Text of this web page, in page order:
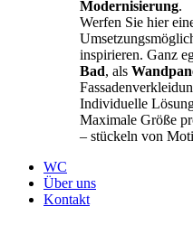
Modernisierung.
Werfen Sie hier
inspirieren. Ganz
Bad, als
Individuelle
Maximale Größe
– stückeln von
WC
Über uns
Kontakt